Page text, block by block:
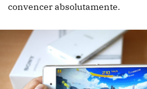
convencer absolutamente.